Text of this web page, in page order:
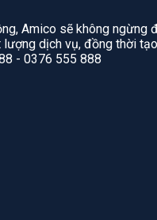
Amico sẽ không
dịch vụ, đồng thời
- 0376 555 888